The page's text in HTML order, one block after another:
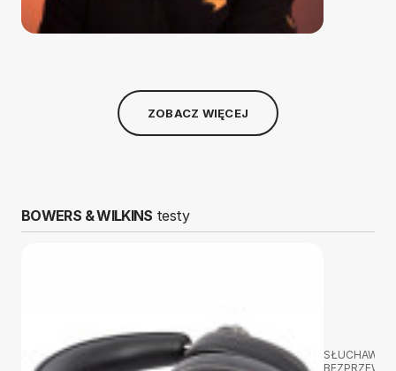
ZOBACZ WIĘCEJ
BOWERS & WILKINS testy
SŁUCHAWKI